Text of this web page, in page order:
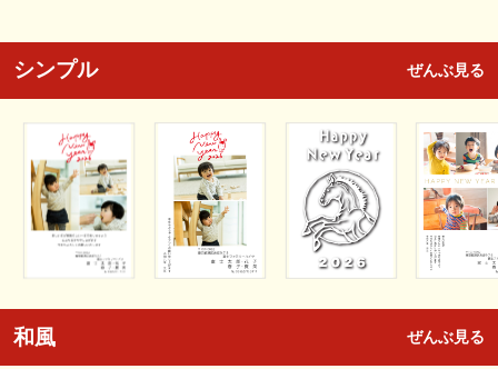
シンプル ぜんぶ見る
和風 ぜんぶ見る